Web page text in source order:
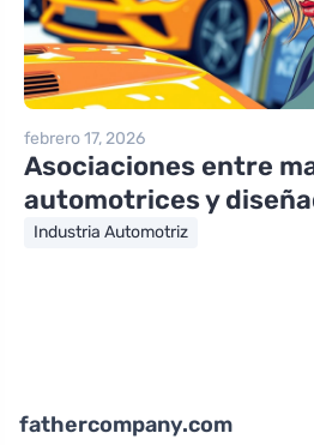
febrero 17, 2026
Asociaciones entre
automotrices y
Industria Automotriz
fathercompany.com